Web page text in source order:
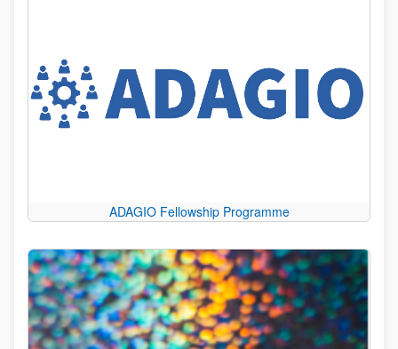
ADAGIO Fellowship Programme